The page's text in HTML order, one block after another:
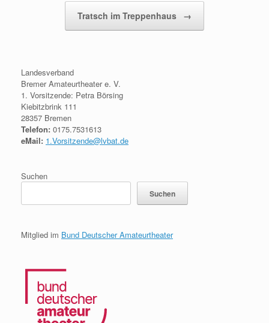
Tratsch im Treppenhaus →
Landesverband
Bremer Amateurtheater e. V.
1. Vorsitzende: Petra Börsing
Kiebitzbrink 111
28357 Bremen
Telefon: 0175.7531613
eMail: 1.Vorsitzende@lvbat.de
Suchen
Suchen
Mitglied im Bund Deutscher Amateurtheater